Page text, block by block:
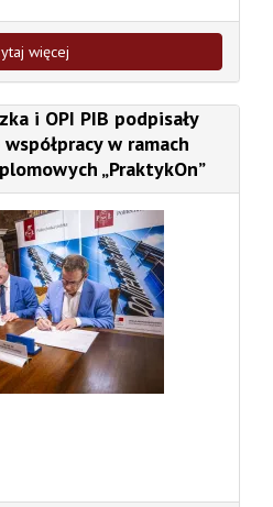
więcej
i OPI PIB podpisały
w ramach
„PraktykOn”